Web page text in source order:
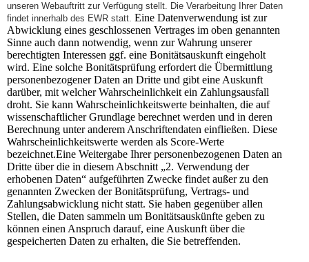
unseren Webauftritt zur Verfügung stellt. Die Verarbeitung Ihrer Daten
findet innerhalb des EWR statt. Eine Datenverwendung ist zur
Abwicklung eines geschlossenen Vertrages im oben genannten
Sinne auch dann notwendig, wenn zur Wahrung unserer
berechtigten Interessen ggf. eine Bonitätsauskunft eingeholt
wird. Eine solche Bonitätsprüfung erfordert die Übermittlung
personenbezogener Daten an Dritte und gibt eine Auskunft
darüber, mit welcher Wahrscheinlichkeit ein Zahlungsausfall
droht. Sie kann Wahrscheinlichkeitswerte beinhalten, die auf
wissenschaftlicher Grundlage berechnet werden und in deren
Berechnung unter anderem Anschriftendaten einfließen. Diese
Wahrscheinlichkeitswerte werden als Score-Werte
bezeichnet.Eine Weitergabe Ihrer personenbezogenen Daten an
Dritte über die in diesem Abschnitt „2. Verwendung der
erhobenen Daten“ aufgeführten Zwecke findet außer zu den
genannten Zwecken der Bonitätsprüfung, Vertrags- und
Zahlungsabwicklung nicht statt. Sie haben gegenüber allen
Stellen, die Daten sammeln um Bonitätsauskünfte geben zu
können einen Anspruch darauf, eine Auskunft über die
gespeicherten Daten zu erhalten, die Sie betreffenden.